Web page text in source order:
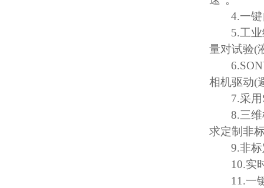
4.一
5.工
量对试验(
相机驱动(
7.采用
8.三
求定制非
9.非
10.实
11.一